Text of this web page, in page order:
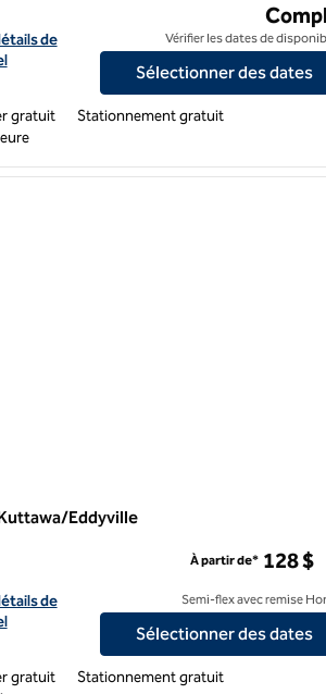
de l'hôtel Hampton Inn Mayfield
de
Vérifier les dates de
Sélectionner des dates
gratuit
Stationnement gratuit
Kuttawa/Eddyville
de l'hôtel Hampton Inn Kuttawa/Eddyville
de
À partir de* 128 $
Semi-flex avec remise
Sélectionner des dates
gratuit
Stationnement gratuit